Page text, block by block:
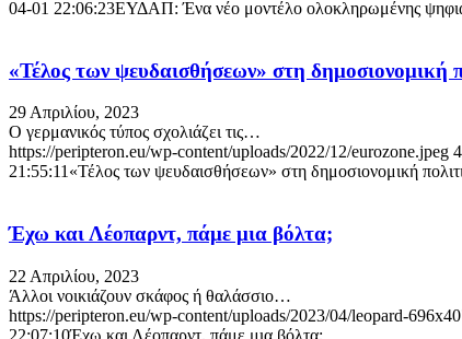
04-01 22:06:23ΕΥΔΑΠ: Ένα νέο μοντέλο ολοκληρωμένης
«Τέλος των ψευδαισθήσεων» στη δημοσιονομική
29 Απριλίου, 2023
Ο γερμανικός τύπος σχολιάζει τις…
https://peripteron.eu/wp-content/uploads/2022/12/eurozone.jpeg
21:55:11 «Τέλος των ψευδαισθήσεων» στη δημοσιονομική
Έχω και Λέοπαρντ, πάμε μια βόλτα;
22 Απριλίου, 2023
Άλλοι νοικιάζουν σκάφος ή θαλάσσιο…
https://peripteron.eu/wp-content/uploads/2023/04/leopard-
22:07:10Έχω και Λέοπαρντ, πάμε μια βόλτα;